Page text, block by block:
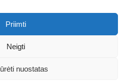
Priimti
Neigti
nuostatas
-Teisinės
-Saulius Narbutas
naujienos-